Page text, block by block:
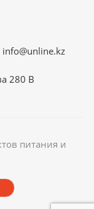
info@unline.kz
280 В
питания и